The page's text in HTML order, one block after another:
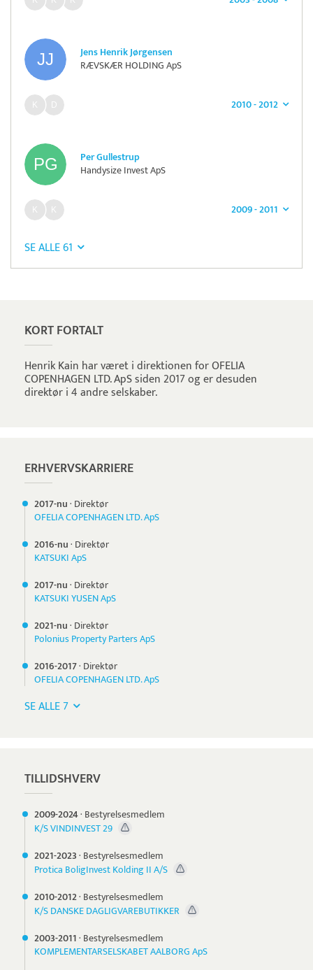
Jens Henrik Jørgensen
RÆVSKÆR HOLDING ApS
2010 - 2012
Per Gullestrup
Handysize Invest ApS
2009 - 2011
SE ALLE 61
KORT FORTALT
Henrik Kain har været i direktionen for OFELIA
COPENHAGEN LTD. ApS siden 2017 og er desuden
direktør i 4 andre selskaber.
ERHVERVSKARRIERE
2017-nu· Direktør
OFELIA COPENHAGEN LTD. ApS
2016-nu· Direktør
KATSUKI ApS
2017-nu· Direktør
KATSUKI YUSEN ApS
2021-nu· Direktør
Polonius Property Parters ApS
2016-2017· Direktør
OFELIA COPENHAGEN LTD. ApS
SE ALLE 7
TILLIDSHVERV
2009-2024· Bestyrelsesmedlem
K/S VINDINVEST 29
2021-2023· Bestyrelsesmedlem
Protica BoligInvest Kolding II A/S
2010-2012· Bestyrelsesmedlem
K/S DANSKE DAGLIGVAREBUTIKKER
2003-2011· Bestyrelsesmedlem
KOMPLEMENTARSELSKABET AALBORG ApS